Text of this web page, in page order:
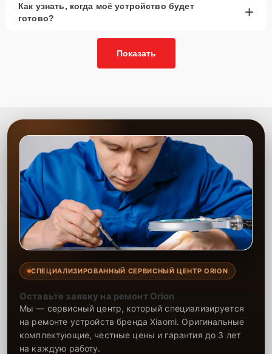
Как узнать, когда моё устройство будет
готово?
+
Показать
СПЕЦИАЛИЗИРОВАННЫЙ СЕРВИСНЫЙ ЦЕНТР ORION
Оставьте заявку на ремонт Orion
Мы — сервисный центр, который специализируется
на ремонте устройств бренда Xiaomi. Оригинальные
комплектующие, честные цены и гарантия до 3 лет
на каждую работу.